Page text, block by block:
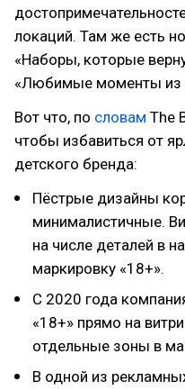
локаций. Там же есть
«Наборы, которые
«Любимые моменты из
Вот что, по словам The
чтобы избавиться от
детского бренда:
Пёстрые дизайны
минималистичные.
на числе деталей в
маркировку «18+».
С 2020 года
«18+» прямо на
отдельные зоны в
В одной из